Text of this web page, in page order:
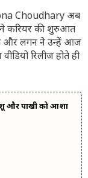
Choudhary अब
करियर की शुरुआत
और लगन ने उन्हें आज
रिलीज होते ही
और पाखी को आशा